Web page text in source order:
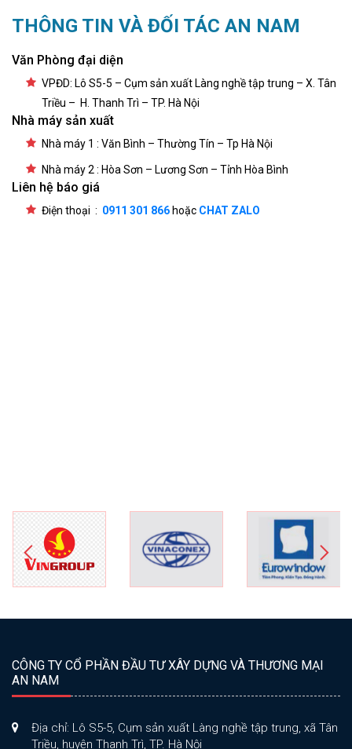
THÔNG TIN VÀ ĐỐI TÁC AN NAM
Văn Phòng đại diện
VPĐD: Lô S5-5 – Cụm sản xuất Làng nghề tập trung – X. Tân
Triều – H. Thanh Trì – TP. Hà Nội
Nhà máy sản xuất
Nhà máy 1 : Văn Bình – Thường Tín – Tp Hà Nội
Nhà máy 2 : Hòa Sơn – Lương Sơn – Tỉnh Hòa Bình
Liên hệ báo giá
Điện thoại : 0911 301 866 hoặc CHAT ZALO
CÔNG TY CỔ PHẦN ĐẦU TƯ XÂY DỰNG VÀ THƯƠNG MẠI
AN NAM
Địa chỉ: Lô S5-5, Cụm sản xuất Làng nghề tập trung, xã Tân
Triều, huyện Thanh Trì, TP. Hà Nội